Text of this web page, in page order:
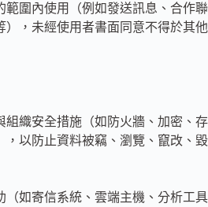
範圍內使用（例如發送訊息、合作聯
），未經使用者書面同意不得於其他
組織安全措施（如防火牆、加密、存
，以防止資料被竊、瀏覽、竄改、毀
（如寄信系統、雲端主機、分析工具